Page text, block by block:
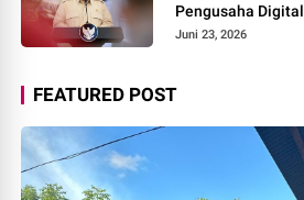
Pengusaha Digital
Juni 23, 2026
FEATURED POST